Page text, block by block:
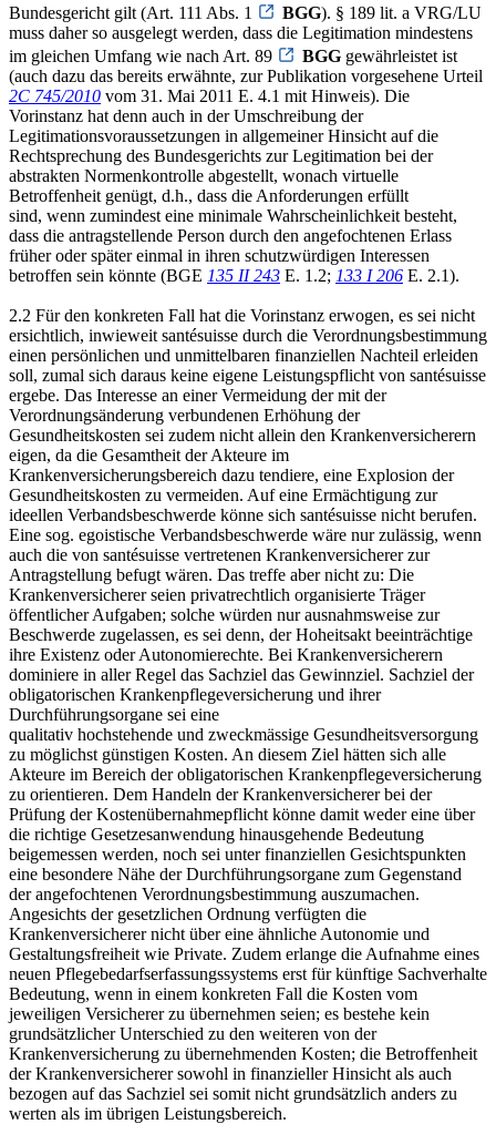
Bundesgericht gilt (Art. 111 Abs. 1
BGG). § 189 lit. a VRG/LU
muss daher so ausgelegt werden, dass die Legitimation mindestens
im gleichen Umfang wie nach Art. 89
BGG gewährleistet ist
(auch dazu das bereits erwähnte, zur Publikation vorgesehene Urteil
2C 745/2010 vom 31. Mai 2011 E. 4.1 mit Hinweis). Die
Vorinstanz hat denn auch in der Umschreibung der
Legitimationsvoraussetzungen in allgemeiner Hinsicht auf die
Rechtsprechung des Bundesgerichts zur Legitimation bei der
abstrakten Normenkontrolle abgestellt, wonach virtuelle
Betroffenheit genügt, d.h., dass die Anforderungen erfüllt
sind, wenn zumindest eine minimale Wahrscheinlichkeit besteht,
dass die antragstellende Person durch den angefochtenen Erlass
früher oder später einmal in ihren schutzwürdigen Interessen
betroffen sein könnte (BGE 135 II 243 E. 1.2; 133 I 206 E. 2.1).
2.2 Für den konkreten Fall hat die Vorinstanz erwogen, es sei nicht
ersichtlich, inwieweit santésuisse durch die Verordnungsbestimmung
einen persönlichen und unmittelbaren finanziellen Nachteil erleiden
soll, zumal sich daraus keine eigene Leistungspflicht von santésuisse
ergebe. Das Interesse an einer Vermeidung der mit der
Verordnungsänderung verbundenen Erhöhung der
Gesundheitskosten sei zudem nicht allein den Krankenversicherern
eigen, da die Gesamtheit der Akteure im
Krankenversicherungsbereich dazu tendiere, eine Explosion der
Gesundheitskosten zu vermeiden. Auf eine Ermächtigung zur
ideellen Verbandsbeschwerde könne sich santésuisse nicht berufen.
Eine sog. egoistische Verbandsbeschwerde wäre nur zulässig, wenn
auch die von santésuisse vertretenen Krankenversicherer zur
Antragstellung befugt wären. Das treffe aber nicht zu: Die
Krankenversicherer seien privatrechtlich organisierte Träger
öffentlicher Aufgaben; solche würden nur ausnahmsweise zur
Beschwerde zugelassen, es sei denn, der Hoheitsakt beeinträchtige
ihre Existenz oder Autonomierechte. Bei Krankenversicherern
dominiere in aller Regel das Sachziel das Gewinnziel. Sachziel der
obligatorischen Krankenpflegeversicherung und ihrer
Durchführungsorgane sei eine
qualitativ hochstehende und zweckmässige Gesundheitsversorgung
zu möglichst günstigen Kosten. An diesem Ziel hätten sich alle
Akteure im Bereich der obligatorischen Krankenpflegeversicherung
zu orientieren. Dem Handeln der Krankenversicherer bei der
Prüfung der Kostenübernahmepflicht könne damit weder eine über
die richtige Gesetzesanwendung hinausgehende Bedeutung
beigemessen werden, noch sei unter finanziellen Gesichtspunkten
eine besondere Nähe der Durchführungsorgane zum Gegenstand
der angefochtenen Verordnungsbestimmung auszumachen.
Angesichts der gesetzlichen Ordnung verfügten die
Krankenversicherer nicht über eine ähnliche Autonomie und
Gestaltungsfreiheit wie Private. Zudem erlange die Aufnahme eines
neuen Pflegebedarfserfassungssystems erst für künftige Sachverhalte
Bedeutung, wenn in einem konkreten Fall die Kosten vom
jeweiligen Versicherer zu übernehmen seien; es bestehe kein
grundsätzlicher Unterschied zu den weiteren von der
Krankenversicherung zu übernehmenden Kosten; die Betroffenheit
der Krankenversicherer sowohl in finanzieller Hinsicht als auch
bezogen auf das Sachziel sei somit nicht grundsätzlich anders zu
werten als im übrigen Leistungsbereich.